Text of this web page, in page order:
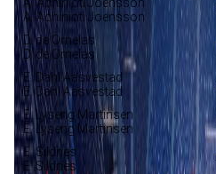
A. Achinioti Joensson
D. de Ornelas
D. de Ornelas
E. Dahl Aasvestad
E. Dahl Aasvestad
E. Lyseng Martinsen
E. Lyseng Martinsen
E. Sildnes
E. Sildnes